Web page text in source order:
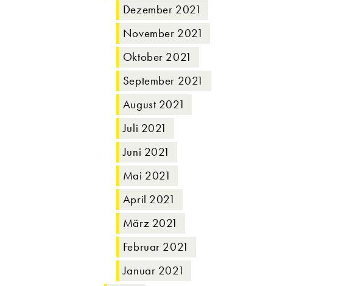
Dezember 2021
November 2021
Oktober 2021
September 2021
August 2021
Juli 2021
Juni 2021
Mai 2021
April 2021
März 2021
Februar 2021
Januar 2021